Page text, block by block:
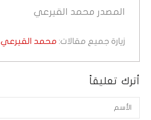
المصدر محمد القيرعي
زيارة جميع مقالات: محمد القيرعي
أترك تعليقاً